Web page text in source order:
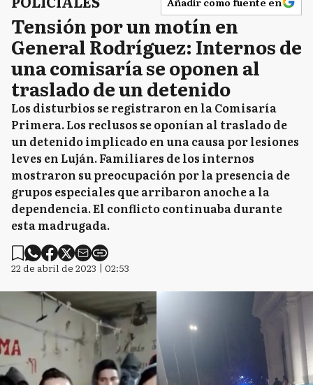
Tensión por un motín en
General Rodríguez: Internos de
una comisaría se oponen al
traslado de un detenido
Los disturbios se registraron en la Comisaría
Primera. Los reclusos se oponían al traslado de
un detenido implicado en una causa por lesiones
leves en Luján. Familiares de los internos
mostraron su preocupación por la presencia de
grupos especiales que arribaron anoche a la
dependencia. El conflicto continuaba durante
esta madrugada.
22 de abril de 2023 | 02:53